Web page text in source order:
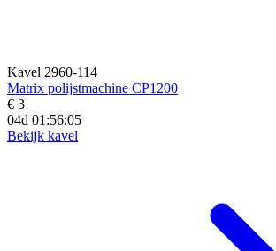
Kavel 2960-114
Matrix polijstmachine CP1200
€ 3
04d 01:56:03
Bekijk kavel